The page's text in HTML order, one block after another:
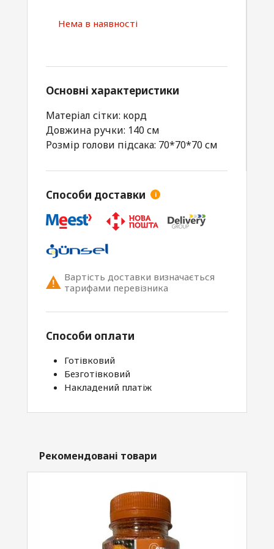
Нема в наявності
Основні характеристики
Матеріал сітки: корд
Довжина ручки: 140 см
Розмір голови підсака: 70*70*70 см
Способи доставки i
Вартість доставки визначається
тарифами перевізника
Способи оплати
Готівковий
Безготівковий
Накладений платіж
Рекомендовані товари